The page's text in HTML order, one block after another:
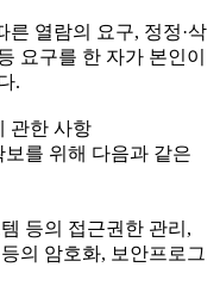
열람의 요구, 정정·삭
요구를 한 자가 본인이
.
관한 사항
를 위해 다음과 같은
등의 접근권한 관리,
의 암호화, 보안프로그